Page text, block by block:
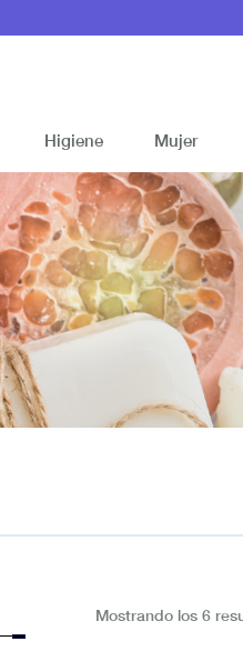
Higiene Mujer
Mostrando los 6